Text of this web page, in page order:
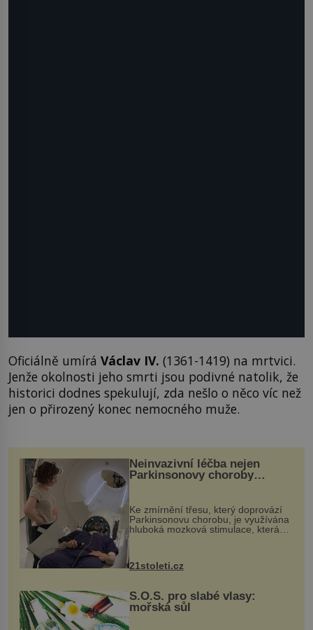
Oficiálně umírá Václav IV. (1361-1419) na mrtvici.
Jenže okolnosti jeho smrti jsou podivné natolik, že
historici dodnes spekulují, zda nešlo o něco víc než
jen o přirozený konec nemocného muže.
Neinvazivní léčba nejen
Parkinsonovy choroby
Ke zmírnění třesu, který doprovází
Parkinsonovu chorobu, je využívána
hluboká mozková stimulace, která
však vyžaduje vysoce invazivní
k dostatečně přesnému zacílení ...
21stoleti.cz
S.O.S. pro slabé vlasy:
mořská sůl